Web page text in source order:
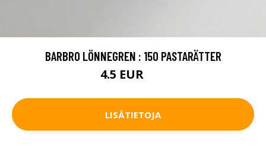
BARBRO LÖNNEGREN : 150 PASTARÄTTER
4.5 EUR
LISÄTIETOJA